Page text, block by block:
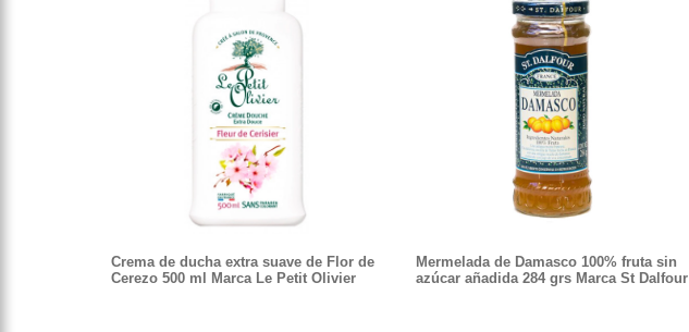
Crema de ducha extra suave de Flor de
Cerezo 500 ml Marca Le Petit Olivier
Mermelada de Damasco 100% fruta sin
azúcar añadida 284 grs Marca St Dalfour